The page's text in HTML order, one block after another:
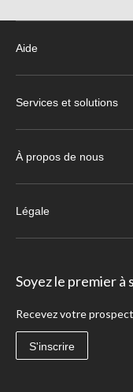
Aide
Services et solutions
À propos de nous
Légale
Soyez le premier à
Recevez votre
S'inscrire